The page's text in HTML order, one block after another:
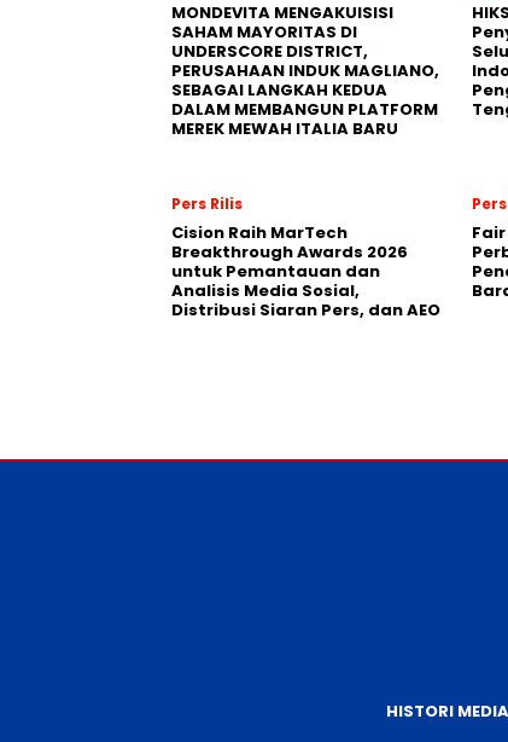
MONDEVITA MENGAKUISISI
SAHAM MAYORITAS DI
UNDERSCORE DISTRICT,
PERUSAHAAN INDUK MAGLIANO,
SEBAGAI LANGKAH KEDUA
DALAM MEMBANGUN PLATFORM
MEREK MEWAH ITALIA BARU
Pers Rilis
Cision Raih MarTech
Breakthrough Awards 2026
untuk Pemantauan dan
Analisis Media Sosial,
Distribusi Siaran Pers, dan AEO
HISTORI MEDIA